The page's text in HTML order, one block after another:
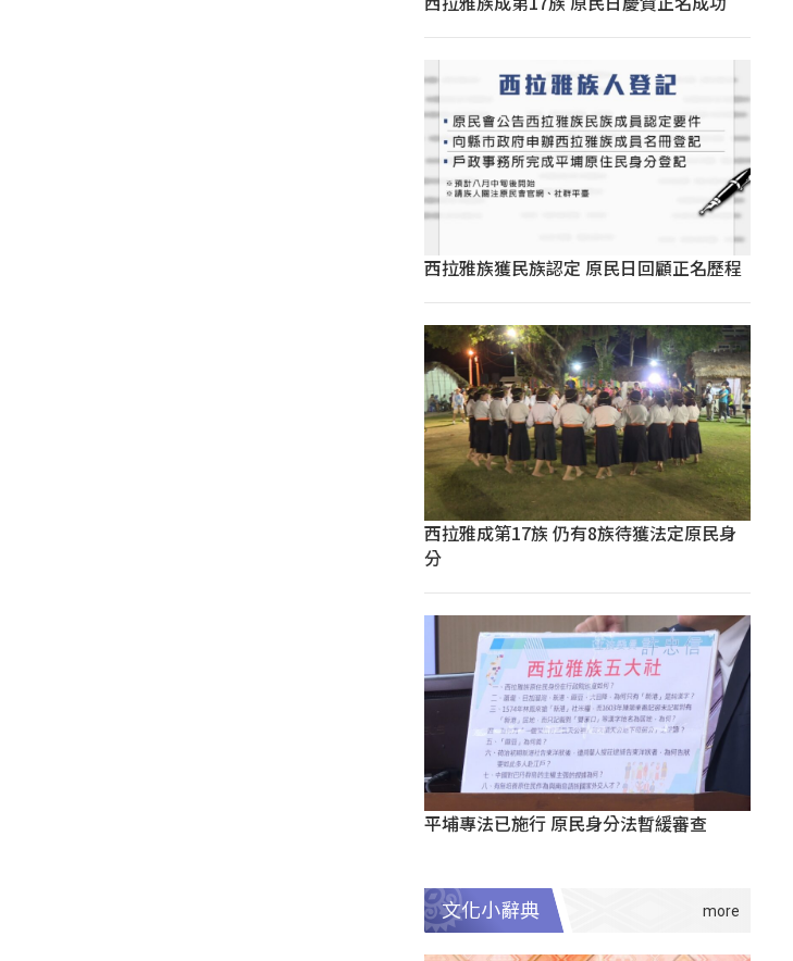
西拉雅族獲民族認定 原民日回顧正名歷程
西拉雅成第17族 仍有8族待獲法定原民身
分
平埔專法已施行 原民身分法暫緩審查
文化小辭典